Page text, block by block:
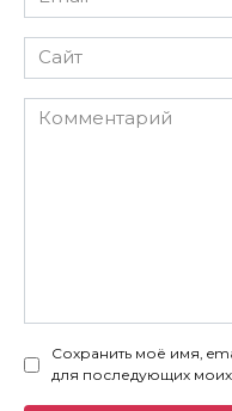
*
Сайт
Комментарий
Сохранить моё имя,
для последующих